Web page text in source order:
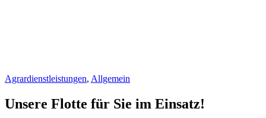
Agrardienstleistungen, Allgemein
Unsere Flotte für Sie im Einsatz!